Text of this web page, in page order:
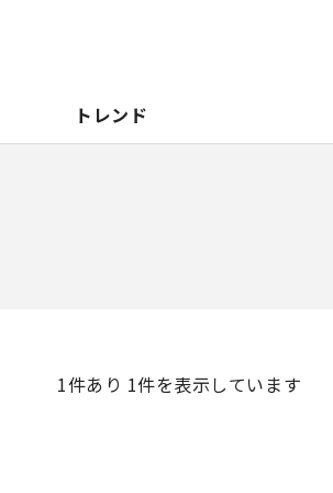
トレンド
1件あり 1件を表示しています